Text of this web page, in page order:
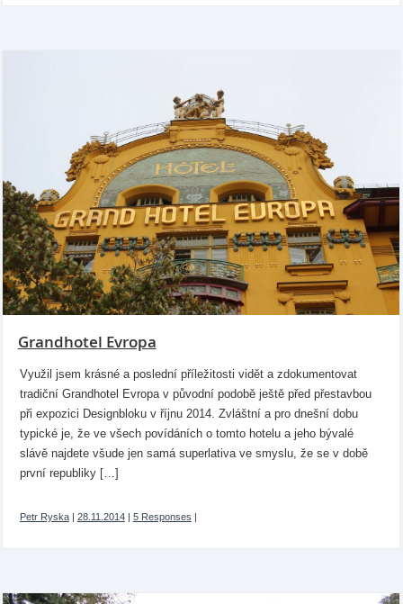
Grandhotel Evropa
Využil jsem krásné a poslední příležitosti vidět a zdokumentovat
tradiční Grandhotel Evropa v původní podobě ještě před přestavbou
při expozici Designbloku v říjnu 2014. Zvláštní a pro dnešní dobu
typické je, že ve všech povídáních o tomto hotelu a jeho bývalé
slávě najdete všude jen samá superlativa ve smyslu, že se v době
první republiky […]
Petr Ryska| 28.11.2014| 5 Responses |